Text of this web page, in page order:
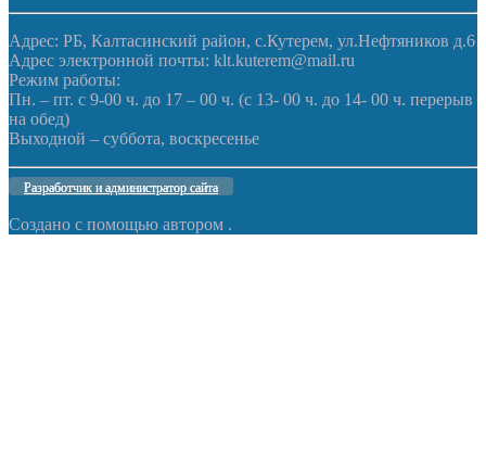
Адрес: РБ, Калтасинский район, с.Кутерем, ул.Нефтяников д.6
Адрес электронной почты: klt.kuterem@mail.ru
Режим работы:
Пн. – пт. с 9-00 ч. до 17 – 00 ч. (с 13- 00 ч. до 14- 00 ч. перерыв
на обед)
Выходной – суббота, воскресенье
Разработчик и администратор сайта
Создано с помощью автором .